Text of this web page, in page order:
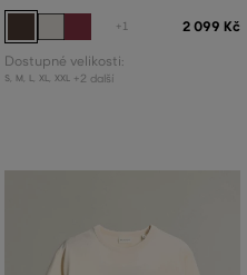
+1 2 099 Kč
Dostupné velikosti:
S, M L, XL, XXL +2 další